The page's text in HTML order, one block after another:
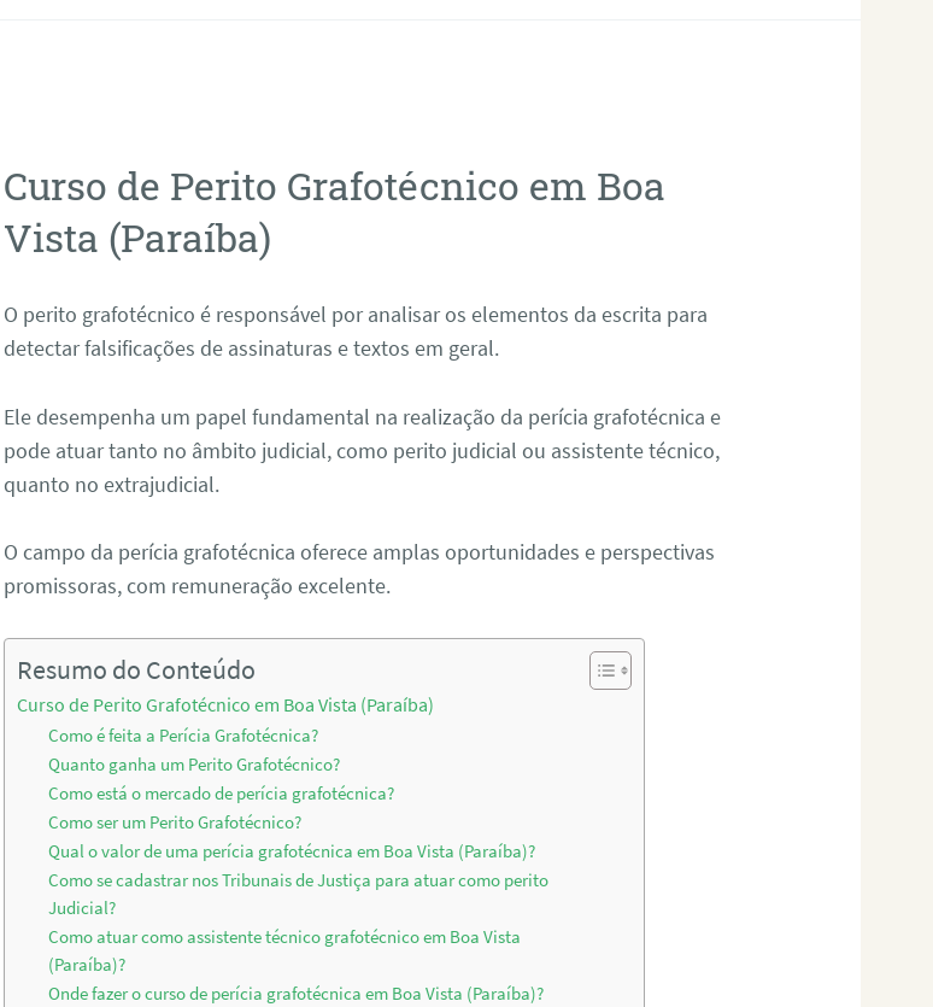
Curso de Perito Grafotécnico em Boa
Vista (Paraíba)
O perito grafotécnico é responsável por analisar os elementos da escrita para
detectar falsificações de assinaturas e textos em geral.
Ele desempenha um papel fundamental na realização da perícia grafotécnica e
pode atuar tanto no âmbito judicial, como perito judicial ou assistente técnico,
quanto no extrajudicial.
O campo da perícia grafotécnica oferece amplas oportunidades e perspectivas
promissoras, com remuneração excelente.
Resumo do Conteúdo
Curso de Perito Grafotécnico em Boa Vista (Paraíba)
Como é feita a Perícia Grafotécnica?
Quanto ganha um Perito Grafotécnico?
Como está o mercado de perícia grafotécnica?
Como ser um Perito Grafotécnico?
Qual o valor de uma perícia grafotécnica em Boa Vista (Paraíba)?
Como se cadastrar nos Tribunais de Justiça para atuar como perito
Judicial?
Como atuar como assistente técnico grafotécnico em Boa Vista
(Paraíba)?
Onde fazer o curso de perícia grafotécnica em Boa Vista (Paraíba)?